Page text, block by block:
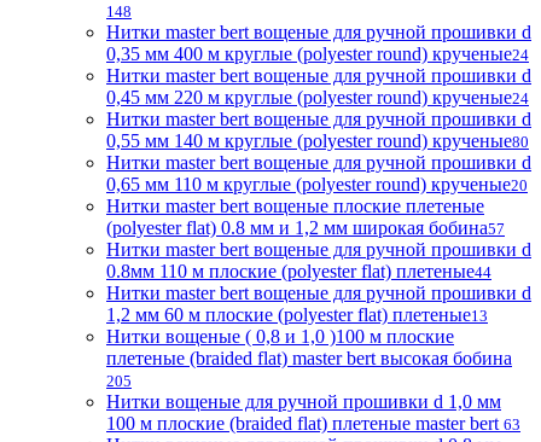
148
Нитки master bert вощеные для ручной прошивки d
0,35 мм 400 м круглые (polyester round) крученые24
Нитки master bert вощеные для ручной прошивки d
0,45 мм 220 м круглые (polyester round) крученые24
Нитки master bert вощеные для ручной прошивки d
0,55 мм 140 м круглые (polyester round) крученые80
Нитки master bert вощеные для ручной прошивки d
0,65 мм 110 м круглые (polyester round) крученые20
Нитки master bert вощеные плоские плетеные
(polyester flat) 0.8 мм и 1,2 мм широкая бобина57
Нитки master bert вощеные для ручной прошивки d
0.8мм 110 м плоские (polyester flat) плетеные44
Нитки master bert вощеные для ручной прошивки d
1,2 мм 60 м плоские (polyester flat) плетеные13
Нитки вощеные ( 0,8 и 1,0 )100 м плоские
плетеные (braided flat) master bert высокая бобина
205
Нитки вощеные для ручной прошивки d 1,0 мм
100 м плоские (braided flat) плетеные master bert 63